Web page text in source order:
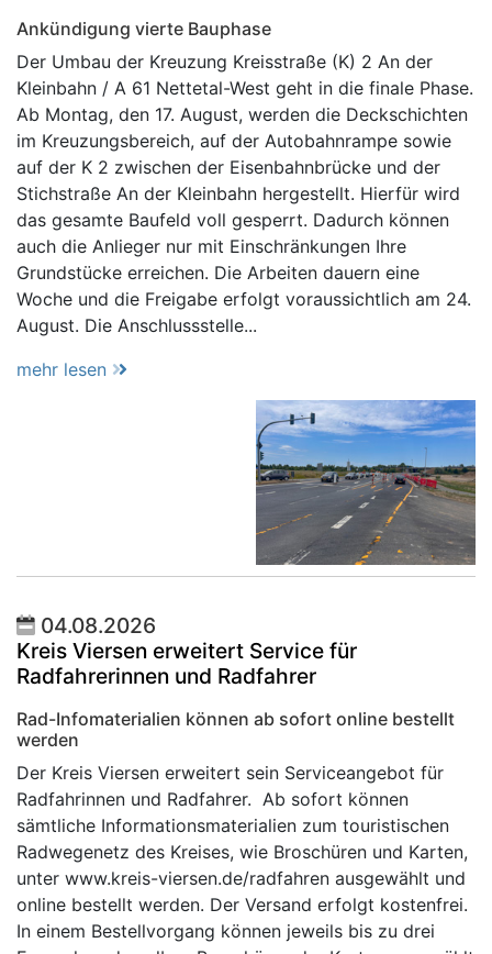
Ankündigung vierte Bauphase
Der Umbau der Kreuzung Kreisstraße (K) 2 An der
Kleinbahn / A 61 Nettetal-West geht in die finale Phase.
Ab Montag, den 17. August, werden die Deckschichten
im Kreuzungsbereich, auf der Autobahnrampe sowie
auf der K 2 zwischen der Eisenbahnbrücke und der
Stichstraße An der Kleinbahn hergestellt. Hierfür wird
das gesamte Baufeld voll gesperrt. Dadurch können
auch die Anlieger nur mit Einschränkungen Ihre
Grundstücke erreichen. Die Arbeiten dauern eine
Woche und die Freigabe erfolgt voraussichtlich am 24.
August. Die Anschlussstelle...
mehr lesen
04.08.2026
Kreis Viersen erweitert Service für
Radfahrerinnen und Radfahrer
Rad-Infomaterialien können ab sofort online bestellt
werden
Der Kreis Viersen erweitert sein Serviceangebot für
Radfahrinnen und Radfahrer. Ab sofort können
sämtliche Informationsmaterialien zum touristischen
Radwegenetz des Kreises, wie Broschüren und Karten,
unter www.kreis-viersen.de/radfahren ausgewählt und
online bestellt werden. Der Versand erfolgt kostenfrei.
In einem Bestellvorgang können jeweils bis zu drei